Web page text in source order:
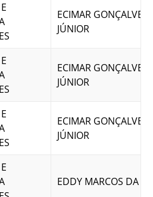
ECIMAR GONÇALVES
JÚNIOR
ECIMAR GONÇALVES
JÚNIOR
ECIMAR GONÇALVES
JÚNIOR
EDDY MARCOS DA